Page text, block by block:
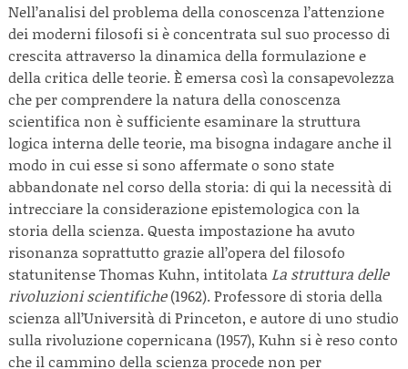
Nell’analisi del problema della conoscenza l’attenzione
dei moderni filosofi si è concentrata sul suo processo di
crescita attraverso la dinamica della formulazione e
della critica delle teorie. È emersa così la consapevolezza
che per comprendere la natura della conoscenza
scientifica non è sufficiente esaminare la struttura
logica interna delle teorie, ma bisogna indagare anche il
modo in cui esse si sono affermate o sono state
abbandonate nel corso della storia: di qui la necessità di
intrecciare la considerazione epistemologica con la
storia della scienza. Questa impostazione ha avuto
risonanza soprattutto grazie all’opera del filosofo
statunitense Thomas Kuhn, intitolataLa struttura delle
rivoluzioni scientifiche(1962). Professore di storia della
scienza all’Università di Princeton, e autore di uno studio
sulla rivoluzione copernicana (1957), Kuhn si è reso conto
che il cammino della scienza procede non per